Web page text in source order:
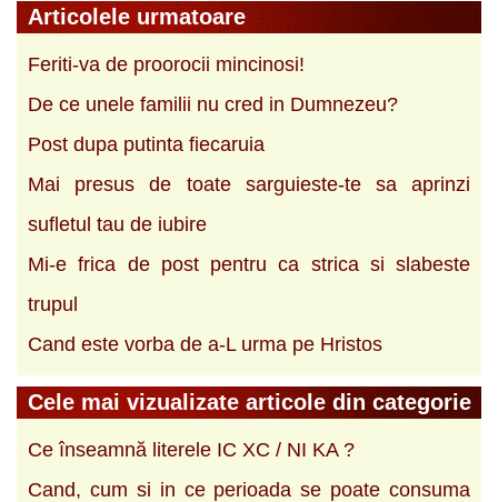
Articolele urmatoare
Feriti-va de proorocii mincinosi!
De ce unele familii nu cred in Dumnezeu?
Post dupa putinta fiecaruia
Mai presus de toate sarguieste-te sa aprinzi
sufletul tau de iubire
Mi-e frica de post pentru ca strica si slabeste
trupul
Cand este vorba de a-L urma pe Hristos
Cele mai vizualizate articole din categorie
Ce înseamnă literele IC XC / NI KA ?
Cand, cum si in ce perioada se poate consuma